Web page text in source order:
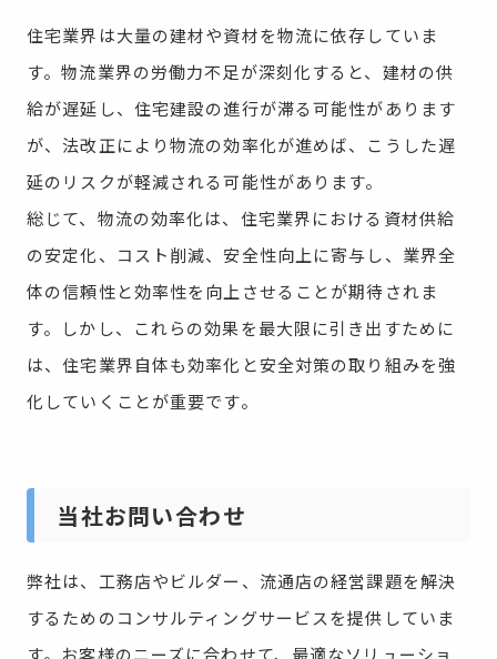
住宅業界は大量の建材や資材を物流に依存していま
す。物流業界の労働力不足が深刻化すると、建材の供
給が遅延し、住宅建設の進行が滞る可能性があります
が、法改正により物流の効率化が進めば、こうした遅
延のリスクが軽減される可能性があります。
総じて、物流の効率化は、住宅業界における資材供給
の安定化、コスト削減、安全性向上に寄与し、業界全
体の信頼性と効率性を向上させることが期待されま
す。しかし、これらの効果を最大限に引き出すために
は、住宅業界自体も効率化と安全対策の取り組みを強
化していくことが重要です。
当社お問い合わせ
弊社は、工務店やビルダー、流通店の経営課題を解決
するためのコンサルティングサービスを提供していま